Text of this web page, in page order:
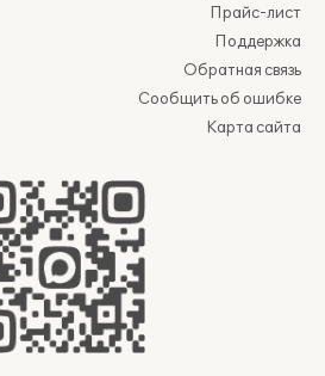
Прайс-лист
Поддержка
Обратная связь
Сообщить об ошибке
Карта сайта